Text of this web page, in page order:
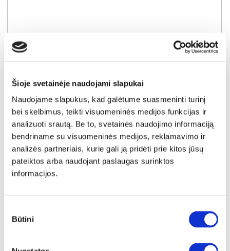
Šioje svetainėje naudojami slapukai
Naudojame slapukus, kad galėtume suasmeninti turinį
bei skelbimus, teikti visuomeninės medijos funkcijas ir
analizuoti srautą. Be to, svetainės naudojimo informaciją
bendriname su visuomeninės medijos, reklamavimo ir
analizės partneriais, kurie gali ją pridėti prie kitos jūsų
pateiktos arba naudojant paslaugas surinktos
informacijos.
pasirinkimas
Būtini
NAUJIENA YRA SANDĖLYJE
POLARIS (III gr.) kėdė (H001-21 Tamsiai pilkas)
Išmatavimai:A:82cmP: 61cmG:64cm